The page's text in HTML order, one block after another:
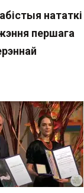
нататкі
першага